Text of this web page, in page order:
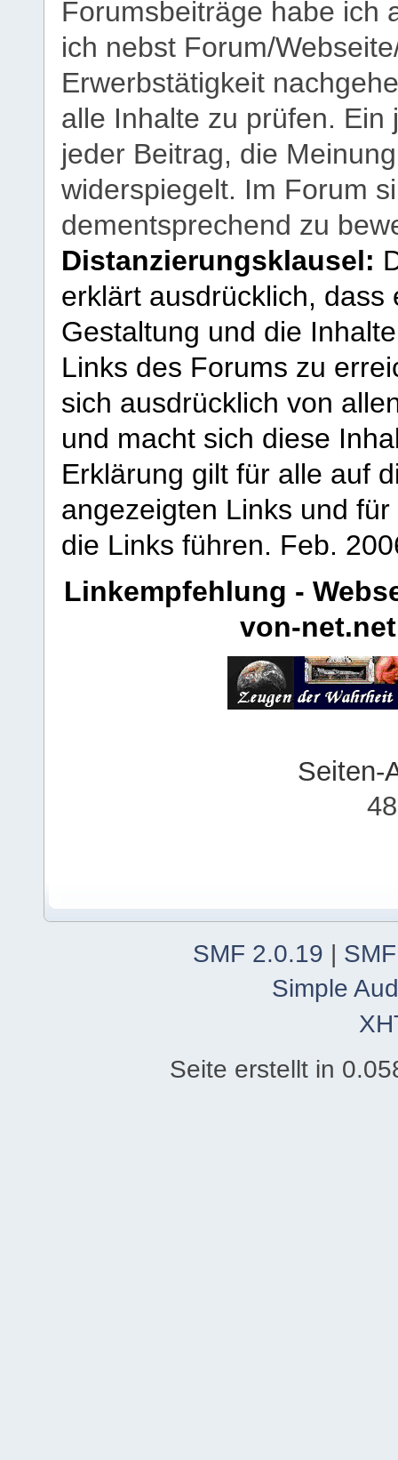
Forumsbeiträge habe ich
ich nebst Forum/
Erwerbstätigkeit
alle Inhalte zu prüfen.
jeder Beitrag, die
widerspiegelt. Im Forum
dementsprechend zu
Distanzierungsklausel:
erklärt ausdrücklich,
Gestaltung und die
Links des Forums zu
sich ausdrücklich von
und macht sich diese
Erklärung gilt für alle auf
angezeigten Links und
die Links führen. Feb.
Linkempfehlung -
von-net.net
Seiten-
SMF 2.0.19
Simple
Seite erstellt in